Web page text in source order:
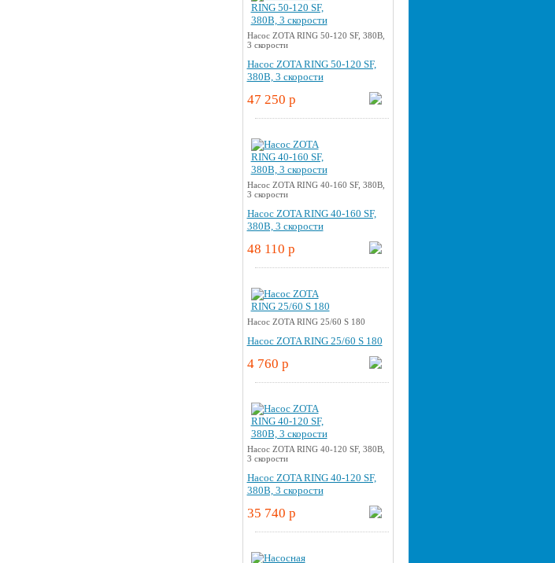
Насос ZOTA RING 50-120 SF, 380В,
3 скорости
Насос ZOTA RING 50-120 SF,
380В, 3 скорости
47 250 p
Насос ZOTA RING 40-160 SF, 380В,
3 скорости
Насос ZOTA RING 40-160 SF,
380В, 3 скорости
48 110 p
Насос ZOTA RING 25/60 S 180
Насос ZOTA RING 25/60 S 180
4 760 p
Насос ZOTA RING 40-120 SF, 380В,
3 скорости
Насос ZOTA RING 40-120 SF,
380В, 3 скорости
35 740 p